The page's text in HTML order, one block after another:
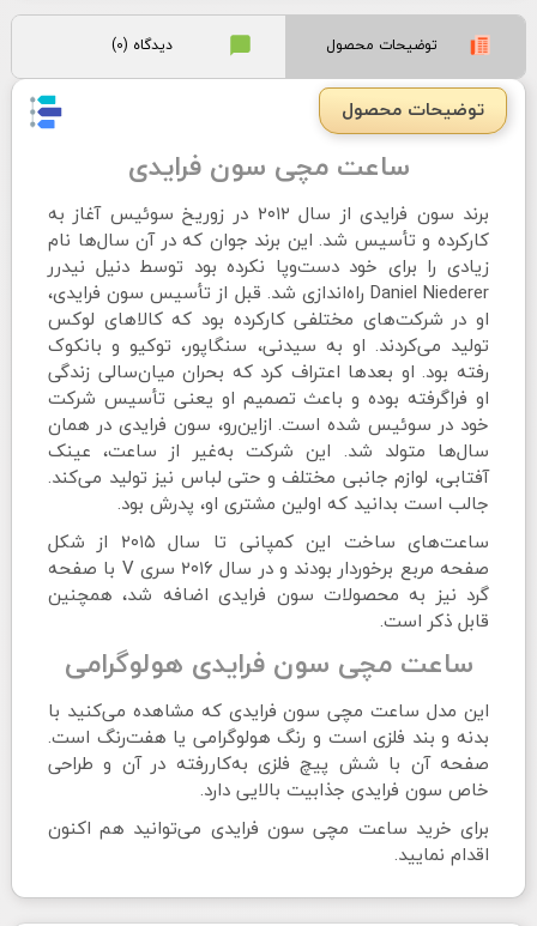
توضیحات محصول دیدگاه (0)
توضیحات محصول
ساعت مچی سون فرایدی
برند سون فرایدی از سال ۲۰۱۲ در زوریخ سوئیس آغاز به
کارکرده و تأسیس شد. این برند جوان که در آن سال‌ها نام
زیادی را برای خود دست‌وپا نکرده بود توسط دنیل نیدرر
Daniel Niederer راه‌اندازی شد. قبل از تأسیس سون فرایدی،
او در شرکت‌های مختلفی کارکرده بود که کالاهای لوکس
تولید می‌کردند. او به سیدنی، سنگاپور، توکیو و بانکوک
رفته بود. او بعدها اعتراف کرد که بحران میان‌سالی زندگی
او فراگرفته بوده و باعث تصمیم او یعنی تأسیس شرکت
خود در سوئیس شده است. ازاین‌رو، سون فرایدی در همان
سال‌ها متولد شد. این شرکت به‌غیر از ساعت، عینک
آفتابی، لوازم جانبی مختلف و حتی لباس نیز تولید می‌کند.
جالب است بدانید که اولین مشتری او، پدرش بود.
ساعت‌های ساخت این کمپانی تا سال ۲۰۱۵ از شکل
صفحه مربع برخوردار بودند و در سال ۲۰۱۶ سری V با صفحه
گرد نیز به محصولات سون فرایدی اضافه شد، همچنین
قابل ذکر است.
ساعت مچی سون فرایدی هولوگرامی
این مدل ساعت مچی سون فرایدی که مشاهده می‌کنید با
بدنه و بند فلزی است و رنگ هولوگرامی یا هفت‌رنگ است.
صفحه آن با شش پیچ فلزی به‌کاررفته در آن و طراحی
خاص سون فرایدی جذابیت بالایی دارد.
برای خرید ساعت مچی سون فرایدی می‌توانید هم اکنون
اقدام نمایید.